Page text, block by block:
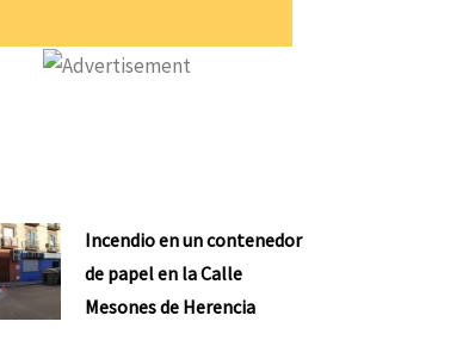
Incendio en un contenedor
de papel en la Calle
Mesones de Herencia